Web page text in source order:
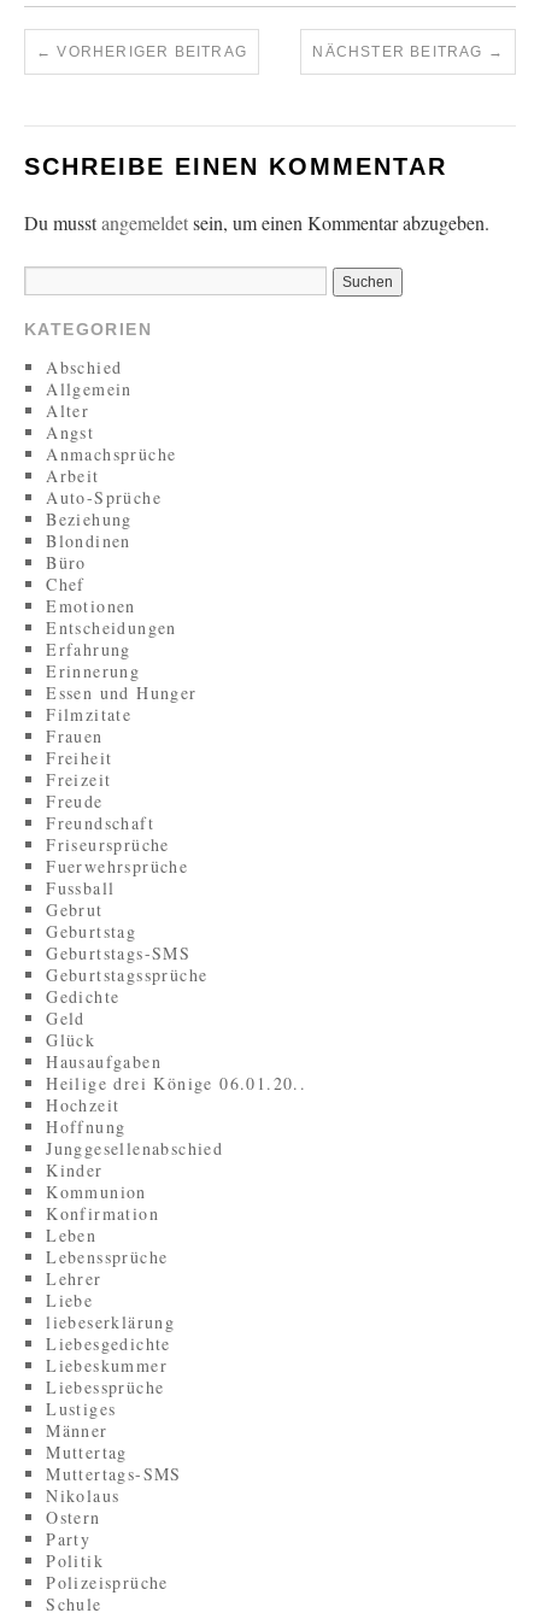
← VORHERIGER BEITRAG NÄCHSTER BEITRAG →
SCHREIBE EINEN KOMMENTAR
Du musstangemeldetsein, um einen Kommentar abzugeben.
KATEGORIEN
Abschied
Allgemein
Alter
Angst
Anmachsprüche
Arbeit
Auto-Sprüche
Beziehung
Blondinen
Büro
Chef
Emotionen
Entscheidungen
Erfahrung
Erinnerung
Essen und Hunger
Filmzitate
Frauen
Freiheit
Freizeit
Freude
Freundschaft
Friseursprüche
Fuerwehrsprüche
Fussball
Gebrut
Geburtstag
Geburtstags-SMS
Geburtstagssprüche
Gedichte
Geld
Glück
Hausaufgaben
Heilige drei Könige 06.01.20..
Hochzeit
Hoffnung
Junggesellenabschied
Kinder
Kommunion
Konfirmation
Leben
Lebenssprüche
Lehrer
Liebe
liebeserklärung
Liebesgedichte
Liebeskummer
Liebessprüche
Lustiges
Männer
Muttertag
Muttertags-SMS
Nikolaus
Ostern
Party
Politik
Polizeisprüche
Schule